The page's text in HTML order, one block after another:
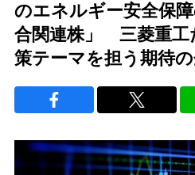
のエネルギー安全保
合関連株」 三菱重工
策テーマを担う期待